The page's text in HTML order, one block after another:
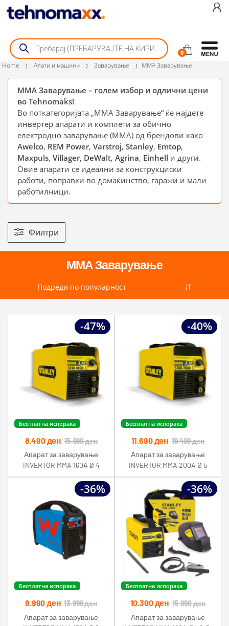
Skip
Skip
Products
search
0
Home Алати и машини Заварување ММА Заварување
ММА Заварување – голем избор и одлични цени
во Tehnomaks!
Во поткатегоријата „ММА Заварување“ ќе најдете
инвертер апарати и комплети за обично
електродно заварување (MMA) од брендови како
Awelco, REM Power, Varstroj, Stanley, Emtop,
Maxpuls, Villager, DeWalt, Agrina, Einhell и други.
Овие апарати се идеални за конструкциски
работи, поправки во домаќинство, гаражи и мали
работилници.
Филтри
ММА Заварување
-47%
Бесплатна испорака
8.490 ден 15.999ден
Апарат за заварување
INVERTOR MMA 160A Ø 4
Stanley
-40%
Бесплатна испорака
11.690 ден 19.499ден
Апарат за заварување
INVERTOR MMA 200A Ø 5
Stanley
-36%
Бесплатна испорака
8.990ден 13.999ден
Апарат за заварување
-36%
Бесплатна испорака
10.300ден 15.990ден
Апарат за заварување